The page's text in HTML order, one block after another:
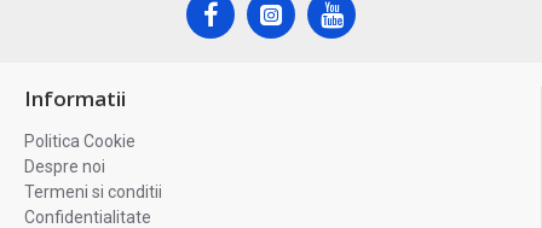
Informatii
Politica Cookie
Despre noi
Termeni si conditii
Confidentialitate